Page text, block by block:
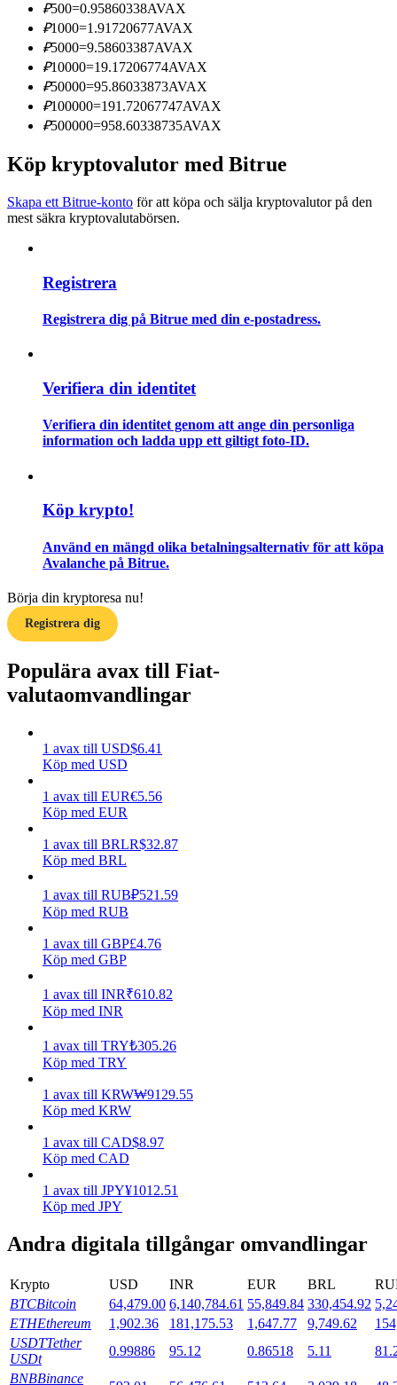
Information
Big data-analys inklusive handelsinformation, etc.
Handelsstrategier
Tjäna
Power Piggy
Tjäna konkurrenskraftiga belöningar dagligen
Utsättning
Hög avkastning och omedelbar tillgång
Flexibel insats för att tjäna populära tokens
₽500=0.95860338AVAX
₽1000=1.91720677AVAX
₽5000=9.58603387AVAX
₽10000=19.17206774AVAX
₽50000=95.86033873AVAX
₽100000=191.72067747AVAX
₽500000=958.60338735AVAX
Köp kryptovalutor med Bitrue
Skapa ett Bitrue-konto för att köpa och sälja kryptovalutor på den
mest säkra kryptovalutabörsen.
Registrera
Registrera dig på Bitrue med din e-postadress.
Verifiera din identitet
Verifiera din identitet genom att ange din personliga
information och ladda upp ett giltigt foto-ID.
Köp krypto!
Använd en mängd olika betalningsalternativ för att köpa
Avalanche på Bitrue.
Börja din kryptoresa nu!
Registrera dig
Populära avax till Fiat-
valutaomvandlingar
1 avax till USD$6.41
Köp med USD
1 avax till EUR€5.56
Köp med EUR
1 avax till BRLR$32.87
Köp med BRL
1 avax till RUB₽521.59
Köp med RUB
1 avax till GBP£4.76
Köp med GBP
1 avax till INR₹610.82
Köp med INR
1 avax till TRY₺305.26
Köp med TRY
1 avax till KRW₩9129.55
Köp med KRW
1 avax till CAD$8.97
Köp med CAD
1 avax till JPY¥1012.51
Köp med JPY
Andra digitala tillgångar omvandlingar
Krypto USD INR EUR BRL
BTCBitcoin 64,479.00 6,140,784.61 55,849.84 330,454.92
ETHEthereum 1,902.36 181,175.53 1,647.77 9,749.62
USDTTether
USDt
0.99886 95.12 0.86518 5.11
BNBBinance